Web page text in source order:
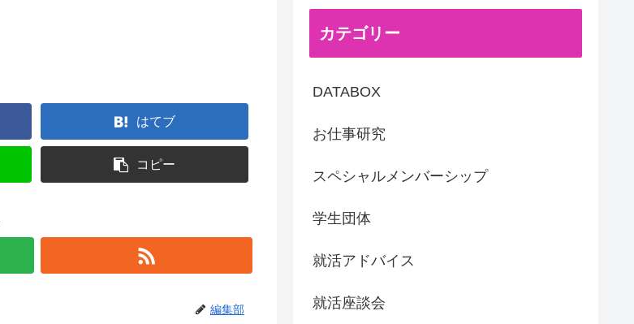
はてブ
コピー
編集部
カテゴリー
DATABOX
お仕事研究
スペシャルメンバーシップ
学生団体
就活アドバイス
就活座談会